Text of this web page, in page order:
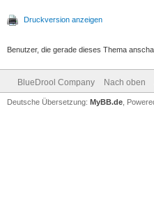
Druckversion anzeigen
Benutzer, die gerade dieses Thema
BlueDrool Company Nach oben
Deutsche Übersetzung: MyBB.de ,